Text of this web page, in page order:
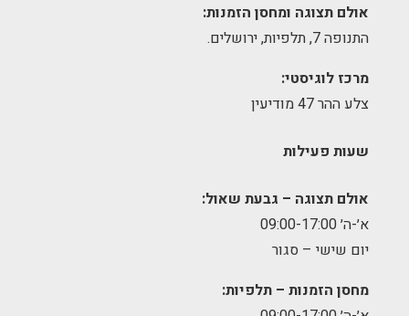
אולם תצוגה ומחסן הזמנות:
התנופה 7, תלפיות, ירושלים.
מרכז לוגיסטי:
צלע ההר 47 מודיעין
שעות פעילות
אולם תצוגה – גבעת שאול:
א׳-ה׳ 09:00-17:00
יום שישי – סגור
מחסן הזמנות – תלפיות: